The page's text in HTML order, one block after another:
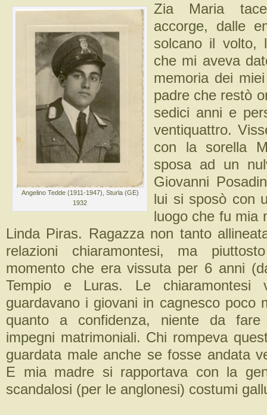
Angelino Tedde (1911-1947), Sturla (GE)
1932
Zia Maria
accorge, dalle
solcano il volto,
che mi aveva
memoria dei
padre che restò
sedici anni e
ventiquattro.
con la sorella
sposa ad un
Giovanni
lui si sposò con
luogo che fu mia
Linda Piras. Ragazza non tanto
relazioni chiaramontesi, ma
momento che era vissuta per 6 anni
Tempio e Luras. Le chiaramontesi
guardavano i giovani in cagnesco poco
quanto a confidenza, niente da
impegni matrimoniali. Chi rompeva
guardata male anche se fosse andata
E mia madre si rapportava con la
scandalosi (per le anglonesi) costumi